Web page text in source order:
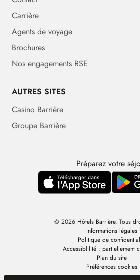
Carrière
Agents de voyage
Brochures
Nos engagements RSE
AUTRES SITES
Casino Barrière
Groupe Barrière
Préparez votre
© 2026 Hôtels Barrière. Tous
Informations légales
Politique de
Accessiblilité : partiellement
Plan du site
Préférences cookies